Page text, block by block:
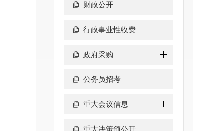
财政公开
行政事业性收费
政府采购
公务员招考
重大会议信息
重大决策预公开